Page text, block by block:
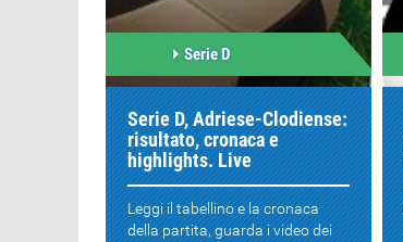
Serie D
Serie D, Adriese-Clodiense:
risultato, cronaca e
highlights. Live
Leggi il tabellino e la cronaca
della partita, guarda i video dei